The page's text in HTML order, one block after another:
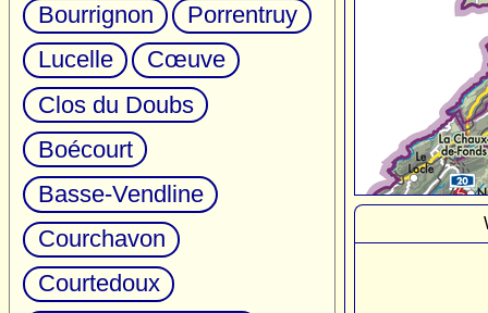
Bourrignon
Porrentruy
Lucelle
Cœuve
Clos du Doubs
Boécourt
Basse-Vendline
Courchavon
Courtedoux